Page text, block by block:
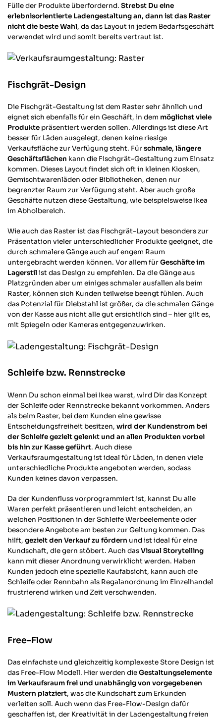
Fülle der Produkte überfordernd. Strebst Du eine
erlebnisorientierte Ladengestaltung an, dann ist das Raster
nicht die beste Wahl, da das Layout in jedem Bedarfsgeschäft
verwendet wird und somit bereits vertraut ist.
Fischgrät-Design
Die Fischgrät-Gestaltung ist dem Raster sehr ähnlich und
eignet sich ebenfalls für ein Geschäft, in dem möglichst viele
Produkte präsentiert werden sollen. Allerdings ist diese Art
besser für Läden ausgelegt, denen keine riesige
Verkaufsfläche zur Verfügung steht. Fürschmale, längere
Geschäftsflächen kann die Fischgrät-Gestaltung zum Einsatz
kommen. Dieses Layout findet sich oft in kleinen Kiosken,
Gemischtwarenläden oder Bibliotheken, denen nur
begrenzter Raum zur Verfügung steht. Aber auch große
Geschäfte nutzen diese Gestaltung, wie beispielsweise Ikea
im Abholbereich.
Wie auch das Raster ist das Fischgrät-Layout besonders zur
Präsentation vieler unterschiedlicher Produkte geeignet, die
durch schmalere Gänge auch auf engem Raum
untergebracht werden können. Vor allem fürGeschäfte im
Lagerstilist das Design zu empfehlen. Da die Gänge aus
Platzgründen aber um einiges schmaler ausfallen als beim
Raster, können sich Kunden teilweise beengt fühlen. Auch
das Potenzial für Diebstahl ist größer, da die schmalen Gänge
von der Kasse aus nicht alle gut ersichtlich sind – hier gilt es,
mit Spiegeln oder Kameras entgegenzuwirken.
Schleife bzw. Rennstrecke
Wenn Du schon einmal bei Ikea warst, wird Dir das Konzept
der Schleife oder Rennstrecke bekannt vorkommen. Anders
als beim Raster, bei dem Kunden eine gewisse
Entscheidungsfreiheit besitzen, wird der Kundenstrom bei
der Schleife gezielt gelenkt und an allen Produkten vorbei
bis hin zur Kasse geführt. Auch diese
Verkaufsraumgestaltung ist ideal für Läden, in denen viele
unterschiedliche Produkte angeboten werden, sodass
Kunden keines davon verpassen.
Da der Kundenfluss vorprogrammiert ist, kannst Du alle
Waren perfekt präsentieren und leicht entscheiden, an
welchen Positionen in der Schleife Werbeelemente oder
besondere Angebote am besten zur Geltung kommen. Das
hilft, gezielt den Verkauf zu fördern und ist ideal für eine
Kundschaft, die gern stöbert. Auch dasVisual Storytelling
kann mit dieser Anordnung verwirklicht werden. Haben
Kunden jedoch eine spezielle Kaufabsicht, kann auch die
Schleife oder Rennbahn als Regalanordnung im Einzelhandel
frustrierend wirken und Zeit verschwenden.
Free-Flow
Das einfachste und gleichzeitig komplexeste Store Design ist
das Free-Flow Modell. Hier werden dieGestaltungselemente
im Verkaufsraum frei und unabhängig von vorgegebenen
Mustern platziert, was die Kundschaft zum Erkunden
verleiten soll. Auch wenn das Free-Flow-Design dafür
geschaffen ist, der Kreativität in der Ladengestaltung freien